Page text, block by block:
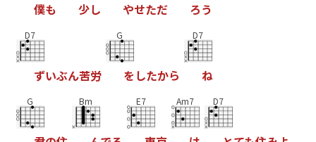
僕も 少し やせただ ろう
D7
ずいぶん苦労
G
をしたから
D7
ね
G Bm E7 Am7 D7